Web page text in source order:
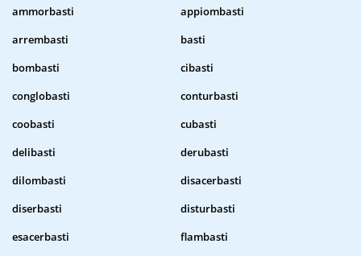
ammorbasti
appiombasti
arrembasti
basti
bombasti
cibasti
conglobasti
conturbasti
coobasti
cubasti
delibasti
derubasti
dilombasti
disacerbasti
diserbasti
disturbasti
esacerbasti
flambasti